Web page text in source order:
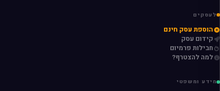
לעסקים
הוספת עסק חינם
קידום עסק
חבילות פרמיום
למה להצטרף?
מידע ומשפטי